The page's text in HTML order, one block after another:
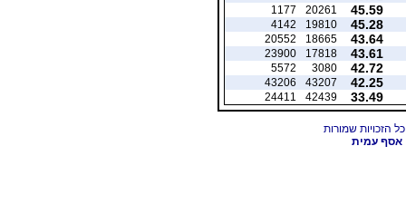
45.59
20261
1177
45.28
19810
4142
43.64
18665
20552
43.61
17818
23900
42.72
3080
5572
42.25
43207
43206
33.49
42439
24411
אסף עמית